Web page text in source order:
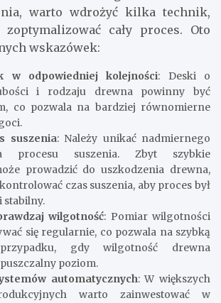
warto wdrożyć kilka technik,
cały proces. Oto
wskazówek:
w odpowiedniej kolejności: Deski o
i rodzaju drewna powinny być
co pozwala na bardziej równomierne
suszenia: Należy unikać nadmiernego
procesu suszenia. Zbyt szybkie
prowadzić do uszkodzenia drewna,
czas suszenia, aby proces był
wilgotność: Pomiar wilgotności
się regularnie, co pozwala na szybką
gdy wilgotność drewna
poziom.
automatycznych: W większych
warto zainwestować w